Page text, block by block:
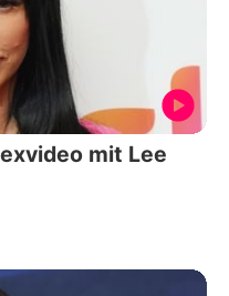
mit Lee